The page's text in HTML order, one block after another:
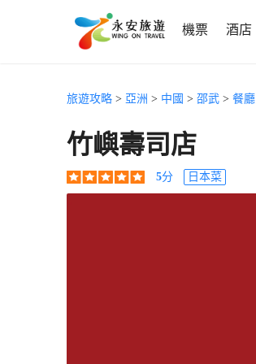
機票 酒店
旅遊攻略 > 亞洲 > 中國 > 邵武 > 餐廳
竹嶼壽司店
5分 日本菜